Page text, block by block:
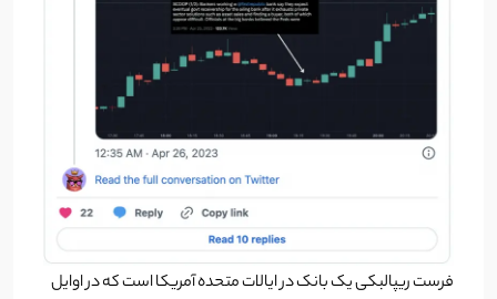
فرست ریپالبکی یک بانک در ایالات متحده آمریکا است که در اوایل